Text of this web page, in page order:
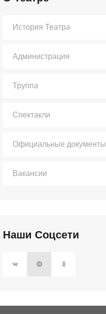
История Театра
Администрация
Труппа
Спектакли
Официальные документы
Вакансии
Наши Соцсети